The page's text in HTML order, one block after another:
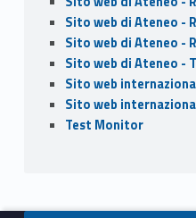
Sito web di Ateneo -
Sito web di Ateneo -
Sito web di Ateneo -
Sito web
Sito web
Test Monitor